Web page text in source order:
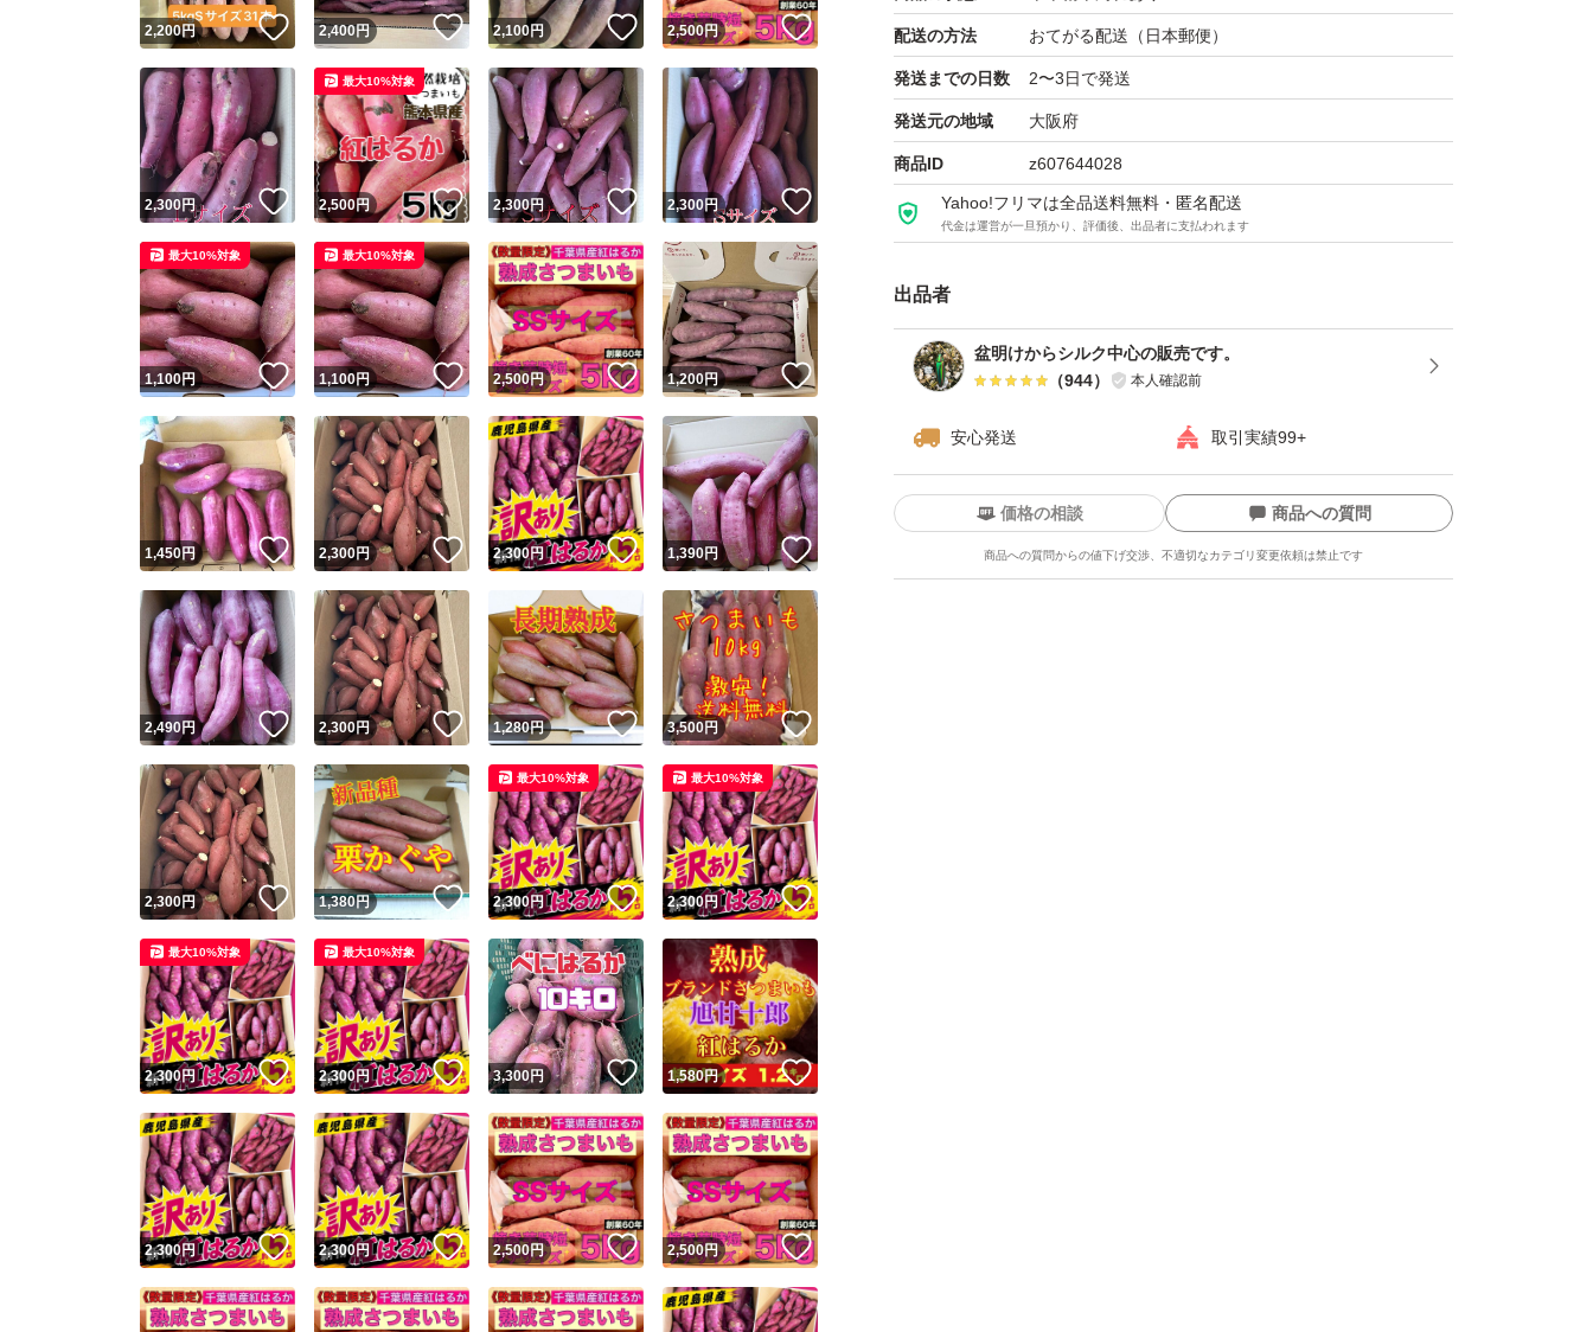
配送の方法 おてがる配送（日本郵便）
発送までの日数 2〜3日で発送
発送元の地域 大阪府
商品ID z607644028
Yahoo!フリマは全品送料無料・匿名配送
代金は運営が一旦預かり、評価後、出品者に支払われます
出品者
盆明けからシルク中心の販売です。
（944） 本人確認前
安心発送 取引実績99+
ユーザーの実績について
Yahoo!フリマが定めた一定の基準を満たしたユーザーにバッジを付与しています
安心取引出品者
安心取引出品者 Yahoo!フリマの基準をクリアした安心・安全なユーザーです
取引実績
取引実績◯+ このユーザーはYahoo!フリマの取引を完了させた実績があります
価格の相談 商品への質問
商品への質問からの値下げ交渉、不適切なカテゴリ変更依頼は禁止です
この商品の情報をコピーします
商品画像の 無断転載は禁止されています
コピーは1商品につき1回です
2,200円 いいね！
2,400円 いいね！
2,100円 いいね！
2,500円 いいね！
2,300円 いいね！
2,500円 いいね！
最大10%対象
2,300円 いいね！
2,300円
1,100円 いいね！
最大10%対象
1,100円 いいね！
最大10%対象
2,500円 いいね！
1,200円 いいね！
1,450円 いいね！
2,300円 いいね！
2,300円 いいね！
1,390円 いいね！
2,490円 いいね！
2,300円 いいね！
1,280円 いいね！
3,500円
2,300円 いいね！
1,380円 いいね！
2,300円 いいね！
最大10%対象
2,300円 いいね！
最大10%対象
2,300円 いいね！
最大10%対象
2,300円 いいね！
最大10%対象
3,300円 いいね！
1,580円
2,300円 いいね！
2,300円 いいね！
2,500円 いいね！
2,500円 いいね！